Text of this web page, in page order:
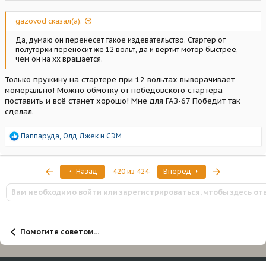
gazovod сказал(а):
Да, думаю он перенесет такое издевательство. Стартер от
полуторки переносит же 12 вольт, да и вертит мотор быстрее,
чем он на хх вращается.
Только пружину на стартере при 12 вольтах выворачивает
момерально! Можно обмотку от победовского стартера
поставить и всё станет хорошо! Мне для ГАЗ-67 Победит так
сделал.
Р
а
и
и
:
Паппаруда, Олд Джек и СЭМ
ПервыйНазад 420 из 424 Вперед
Вам необходимо войти или зарегистрироваться, чтобы здесь
Помогите советом...